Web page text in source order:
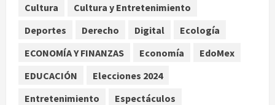
Bacterias en el semen también
condicionan el éxito del embarazo:
estudio cambia el foco al
microbioma seminal
¿Sería posible saber si una
Cultura
Cultura y Entretenimiento
Deportes
Derecho Digital
Ecología
ECONOMÍA Y FINANZAS
Economía
EdoMex
EDUCACIÓN
Elecciones 2024
Entretenimiento
Espectáculos